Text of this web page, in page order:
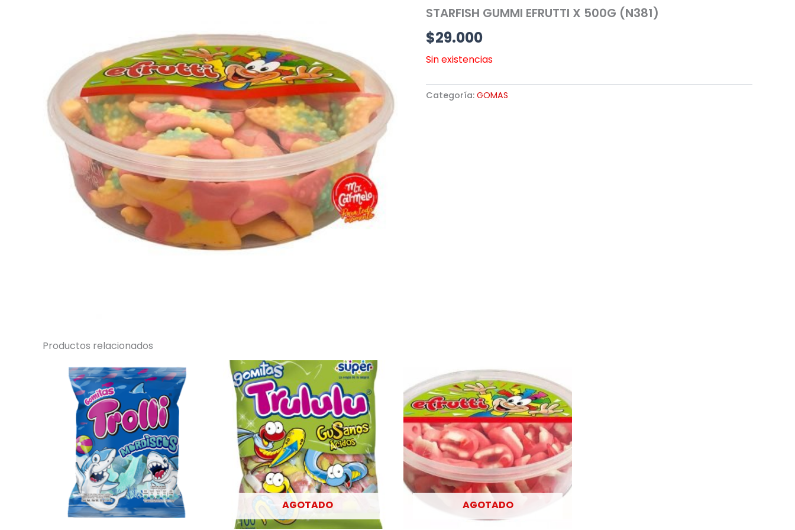
STARFISH GUMMI EFRUTTI X 500G (N381)
$29.000
Sin existencias
Categoría: GOMAS
Productos relacionados
AGOTADO AGOTADO